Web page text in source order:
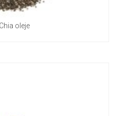
Chia oleje